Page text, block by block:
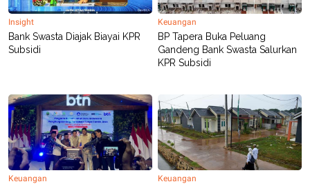
Insight
Bank Swasta Diajak Biayai KPR
Subsidi
Keuangan
BP Tapera Buka Peluang
Gandeng Bank Swasta Salurkan
KPR Subsidi
Keuangan Keuangan